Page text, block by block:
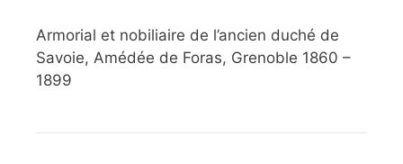
Armorial et nobiliaire de l’ancien duché de
Savoie, Amédée de Foras, Grenoble 1860 –
1899